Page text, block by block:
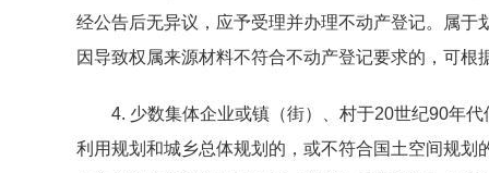
经公告后无异议，应予受理并办理不动产登记。属
因导致权属来源材料不符合不动产登记要求的，可
4. 少数集体企业或镇（街）、村于20世纪90年代
利用规划和城乡总体规划的，或不符合国土空间规